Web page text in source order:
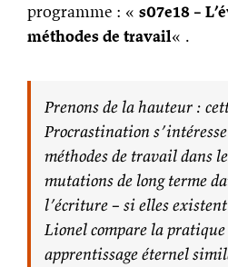
programme : « s07e18 –
méthodes de travail« .
Prenons de la hauteur :
Procrastination
méthodes de travail dans
mutations de long terme
l’écriture – si elles
Lionel compare la
apprentissage éternel